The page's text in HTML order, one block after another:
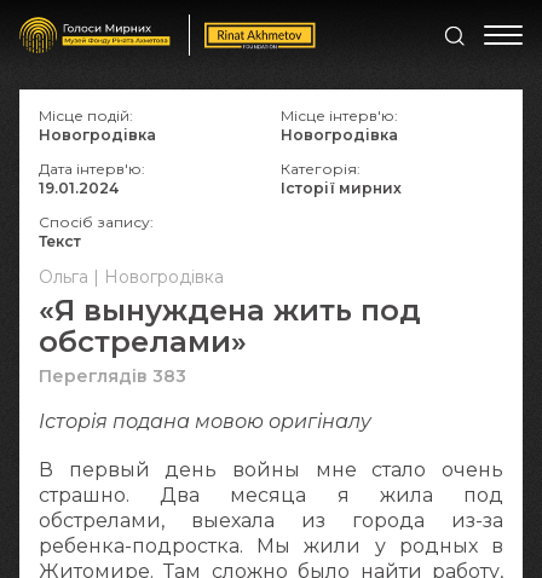
Ольга | Новогродівка
«Я вынуждена жить под
обстрелами»
Переглядів 383
Історія подана мовою оригіналy
В первый день войны мне стало очень
страшно. Два месяца я жила под
обстрелами, выехала из города из-за
ребенка-подростка. Мы жили у родных в
Житомире. Там сложно было найти работу,
Місце подій:
Новогродівка
Місце інтерв'ю:
Новогродівка
Дата інтерв'ю:
19.01.2024
Категорія:
Історії мирних
Спосіб запису:
Текст